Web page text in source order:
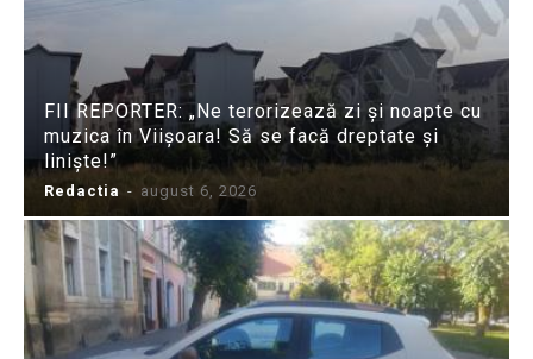
FII REPORTER: „Ne terorizează zi și noapte cu
muzica în Viișoara! Să se facă dreptate și
liniște!”
Redactia - august 6, 2026